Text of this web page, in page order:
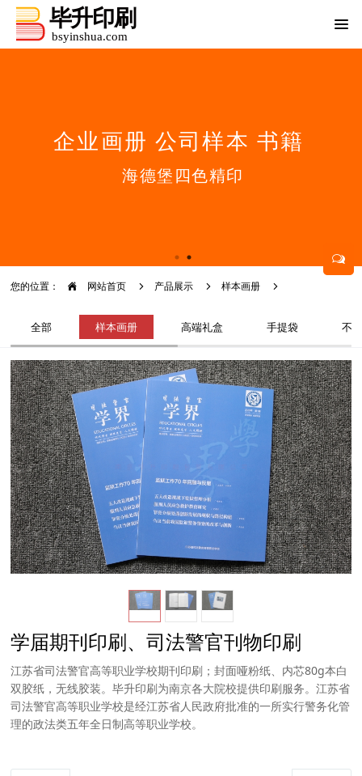
您的位置： 网站首页 产品展示 样本画册
全部 样本画册 高端礼盒 手提袋 不
学届期刊印刷、司法警官刊物印刷
江苏省司法警官高等职业学校期刊印刷；封面哑粉纸、内芯80g本白
双胶纸，无线胶装。毕升印刷为南京各大院校提供印刷服务。江苏省
司法警官高等职业学校是经江苏省人民政府批准的一所实行警务化管
理的政法类五年全日制高等职业学校。